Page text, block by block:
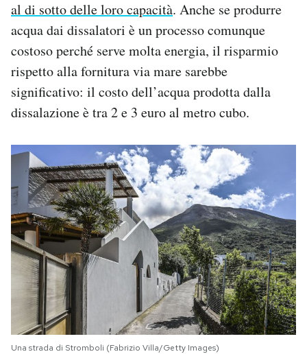
al di sotto delle loro capacità. Anche se produrre
acqua dai dissalatori è un processo comunque
costoso perché serve molta energia, il risparmio
rispetto alla fornitura via mare sarebbe
significativo: il costo dell’acqua prodotta dalla
dissalazione è tra 2 e 3 euro al metro cubo.
Una strada di Stromboli (Fabrizio Villa/Getty Images)